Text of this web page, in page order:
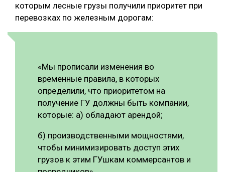
которым лесные грузы получили приоритет при
перевозках по железным дорогам:
«Мы прописали изменения во
временные правила, в которых
определили, что приоритетом на
получение ГУ должны быть компании,
которые: а) обладают арендой;
б) производственными мощностями,
чтобы минимизировать доступ этих
грузов к этим ГУшкам коммерсантов и